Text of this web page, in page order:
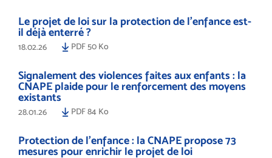
Le projet de loi sur la protection de l’enfance est-
il déjà enterré ?
18.02.26 PDF 50 Ko
Signalement des violences faites aux enfants : la
CNAPE plaide pour le renforcement des moyens
existants
28.01.26 PDF 84 Ko
Protection de l’enfance : la CNAPE propose 73
mesures pour enrichir le projet de loi